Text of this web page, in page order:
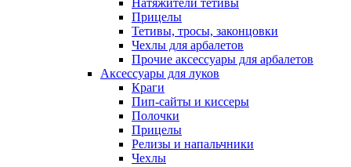
Прицелы
Тетивы, тросы, законцовки
Чехлы для арбалетов
Прочие аксессуары для арбалетов
Аксессуары для луков
Краги
Пип-сайты и киссеры
Полочки
Прицелы
Релизы и напальчники
Чехлы